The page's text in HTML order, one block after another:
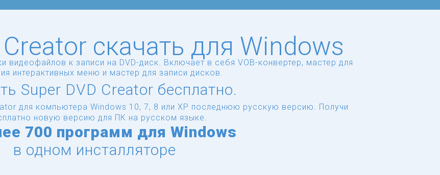
скачать для Windows
к записи на DVD-диск. Включает в себя VOB-конвертер, мастер для
интерактивных меню и мастер для записи дисков.
Super DVD Creator бесплатно.
для компьютера Windows 10, 7, 8 или XP последнюю русскую версию. Получи
новую версию для ПК на русском языке.
700 программ для Windows
в одном инсталляторе